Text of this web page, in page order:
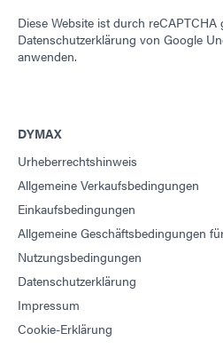
Diese Website ist durch
Datenschutzerklärung von Google
anwenden.
DYMAX
Urheberrechtshinweis
Allgemeine Verkaufsbedingungen
Einkaufsbedingungen
Allgemeine Geschäftsbedingungen
Nutzungsbedingungen
Datenschutzerklärung
Impressum
Cookie-Erklärung